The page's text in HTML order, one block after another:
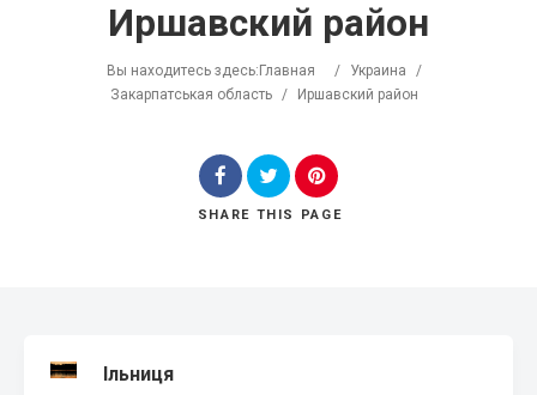
Иршавский район
Вы находитесь здесь: Главная / Украина
/
Закарпатськая область
/ Иршавский район
SHARE THIS PAGE
Ільниця